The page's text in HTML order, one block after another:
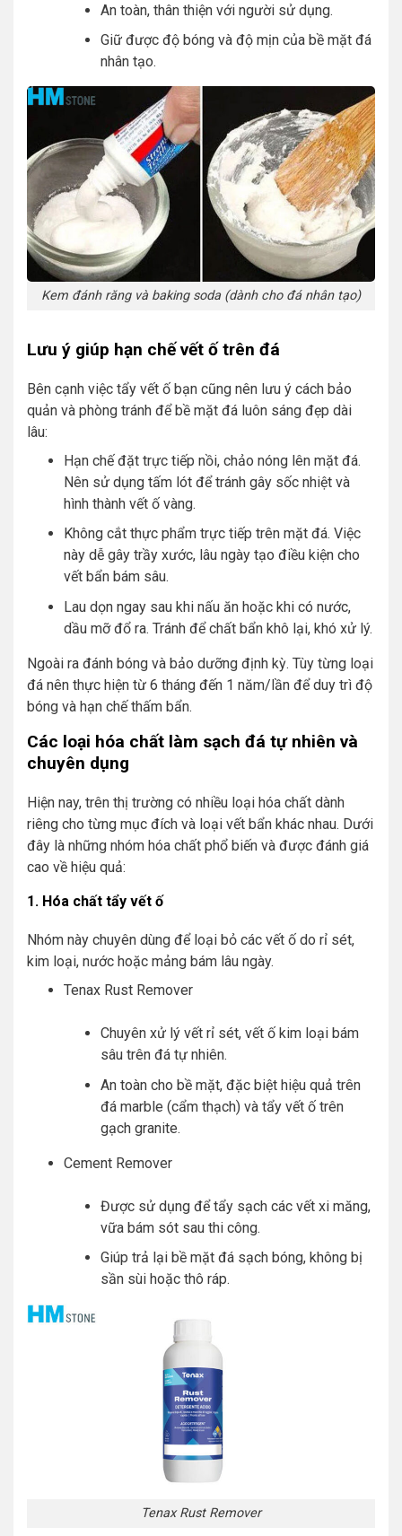
An toàn, thân thiện với người sử dụng.
Giữ được độ bóng và độ mịn của bề mặt đá
nhân tạo.
Kem đánh răng và baking soda (dành cho đá nhân tạo)
Lưu ý giúp hạn chế vết ố trên đá
Bên cạnh việc tẩy vết ố bạn cũng nên lưu ý cách bảo
quản và phòng tránh để bề mặt đá luôn sáng đẹp dài
lâu:
Hạn chế đặt trực tiếp nồi, chảo nóng lên mặt đá.
Nên sử dụng tấm lót để tránh gây sốc nhiệt và
hình thành vết ố vàng.
Không cắt thực phẩm trực tiếp trên mặt đá. Việc
này dễ gây trầy xước, lâu ngày tạo điều kiện cho
vết bẩn bám sâu.
Lau dọn ngay sau khi nấu ăn hoặc khi có nước,
dầu mỡ đổ ra. Tránh để chất bẩn khô lại, khó xử lý.
Ngoài ra đánh bóng và bảo dưỡng định kỳ. Tùy từng loại
đá nên thực hiện từ 6 tháng đến 1 năm/lần để duy trì độ
bóng và hạn chế thấm bẩn.
Các loại hóa chất làm sạch đá tự nhiên và
chuyên dụng
Hiện nay, trên thị trường có nhiều loại hóa chất dành
riêng cho từng mục đích và loại vết bẩn khác nhau. Dưới
đây là những nhóm hóa chất phổ biến và được đánh giá
cao về hiệu quả:
1. Hóa chất tẩy vết ố
Nhóm này chuyên dùng để loại bỏ các vết ố do rỉ sét,
kim loại, nước hoặc mảng bám lâu ngày.
Tenax Rust Remover
Chuyên xử lý vết rỉ sét, vết ố kim loại bám
sâu trên đá tự nhiên.
An toàn cho bề mặt, đặc biệt hiệu quả trên
đá marble (cẩm thạch) và tẩy vết ố trên
gạch granite.
Cement Remover
Được sử dụng để tẩy sạch các vết xi măng,
vữa bám sót sau thi công.
Giúp trả lại bề mặt đá sạch bóng, không bị
sần sùi hoặc thô ráp.
Tenax Rust Remover